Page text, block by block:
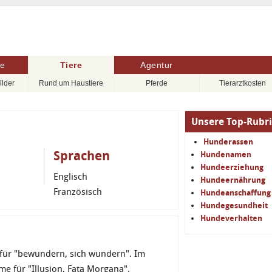
Tiere
Rund um Haustiere Pferde Tierarztkosten
Agentur
Sprachen
Englisch
Französisch
"bewundern, sich wundern". Im
für "Illusion, Fata Morgana".
Unsere Top-
Hunderassen
Hundenamen
Hundeerziehung
Hundeernährung
Hundeanschaffung
Hundegesundheit
Hundeverhalten